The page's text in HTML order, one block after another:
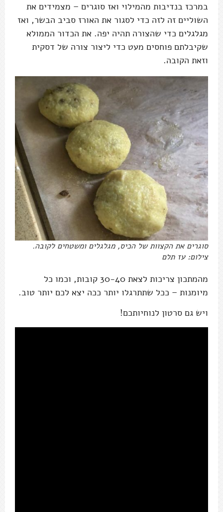
במרכז בנדיבות מהמילוי ואז סוגרים – מצמידים את
השוליים זה לזה כדי לסגור את האורז סביב הבשר, ואז
מגלגלים כדי שהצורה תהיה יפה. את הכדור הממולא
שקיבלתם פוחסים מעט כדי ליצור צורה של דסקית
וזאת הקובה.
סוגרים את הקצוות של הכיס, מגלגלים ומשטחים לקובה.
צילום: עז תלם
מהמתכון צריכות לצאת 30-40 קובות, וכמו כל
מיומנות – ככל שתתרגלו יותר ככה יצא לכם יותר טוב.
ויש גם סרטון לנוחיותכם!